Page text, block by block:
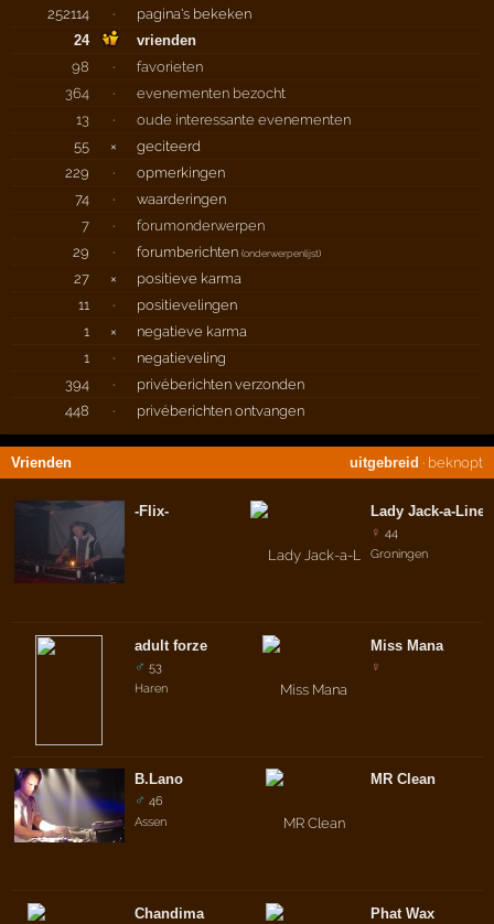
252114 ·
pagina's bekeken
24
vrienden
98
·
favorieten
364
·
evenementen bezocht
13
·
oude interessante evenementen
55
×
geciteerd
229
·
opmerkingen
74
·
waarderingen
7
·
forumonderwerpen
29
· forumberichten(onderwerpenlijst)
27 ×
positieve karma
11
·
positievelingen
1
×
negatieve karma
1
·
negatieveling
394
·
privéberichten verzonden
448
· privéberichten ontvangen
Vrienden uitgebreid · beknopt
-Flix-
adult forze
♂ 53
Haren
B.Lano
♂ 46
Assen
Chandima
Lady Jack-a-Line
♀ 44
Groningen
Miss Mana
♀
MR Clean
Phat Wax